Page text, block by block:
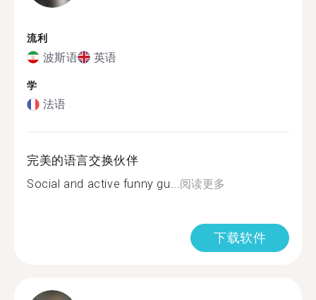
流利
波斯语 英语
学
法语
完美的语言交换伙伴
Social and active funny gu...阅读更多
下载软件